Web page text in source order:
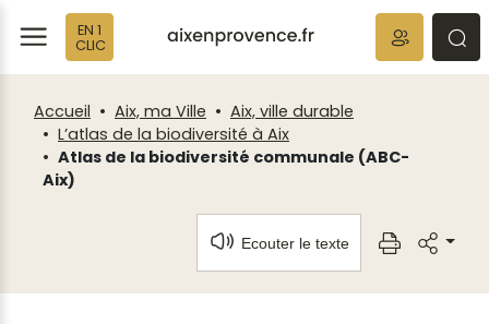
EN 1
CLIC
Accueil Aix, ma Ville
Aix, ville durable
L’atlas de la biodiversité à Aix
Atlas de la biodiversité communale (ABC-
Aix)
Ecouter le texte
Fenêtre
de
chat
Panneau de gestion des cookies